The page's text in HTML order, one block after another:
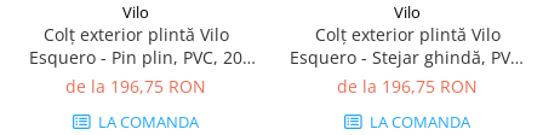
Vilo
Colț exterior plintă Vilo
Esquero - Pin plin, PVC, 20
buc/cutie, compatibil plintă
de la 196,75 RON
LA COMANDA
Vilo
Colț exterior plintă Vilo
Esquero - Stejar ghindă, PVC,
20 buc/cutie, compatibil
de la 196,75 RON
LA COMANDA